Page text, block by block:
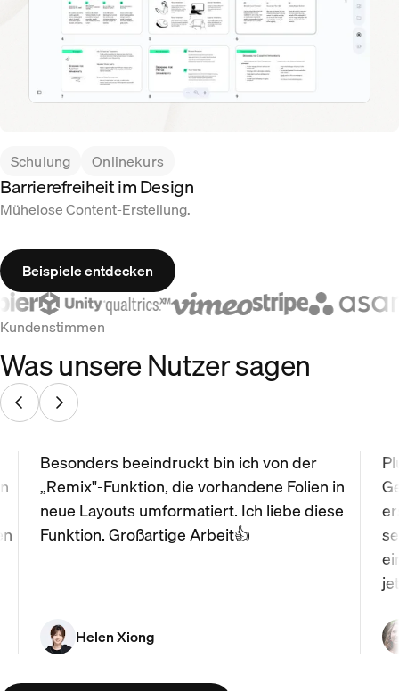
Schulung Onlinekurs
Barrierefreiheit im Design
Mühelose Content-Erstellung.
Beispiele entdecken
Kundenstimmen
Was unsere Nutzer sagen
Besonders beeindruckt bin ich von der
„Remix"-Funktion, die vorhandene Folien in
neue Layouts umformatiert. Ich liebe diese
Funktion. Großartige Arbeit👍
Helen Xiong